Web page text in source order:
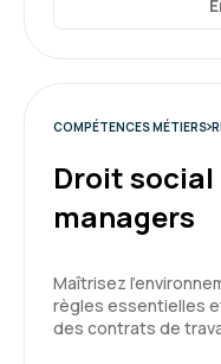
COMPÉTENCES MÉTIERS
Droit social
managers
Maîtrisez
règles essentielles
des contrats de